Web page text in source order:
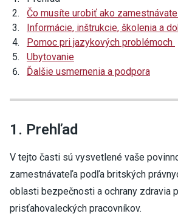
Čo musíte urobiť ako
Informácie, inštrukcie, školenia a
Pomoc pri jazykových problémoch
Ubytovanie
Ďalšie usmernenia a podpora
1. Prehľad
V tejto časti sú vysvetlené vaše
zamestnávateľa podľa britských
oblasti bezpečnosti a ochrany zdravia
prisťahovaleckých pracovníkov.